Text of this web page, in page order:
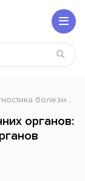
органов: Том 1: Диагностика болезней органов пищеварения
органов: